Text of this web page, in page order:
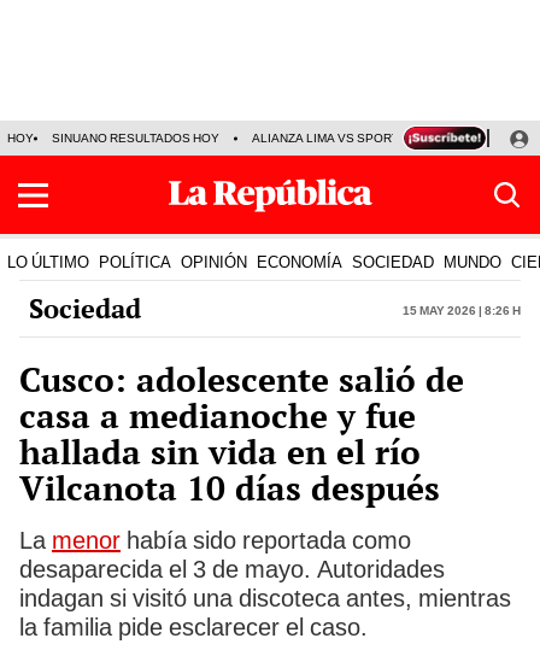
HOY SINUANO RESULTADOS HOY ALIANZA LIMA VS SPORT BOYS JORGE
LO ÚLTIMO POLÍTICA OPINIÓN ECONOMÍA SOCIEDAD MUNDO
Sociedad 15 May 2026 | 8:26 h
Cusco: adolescente salió de
casa a medianoche y fue
hallada sin vida en el río
Vilcanota 10 días después
La menor había sido reportada como
desaparecida el 3 de mayo. Autoridades
indagan si visitó una discoteca antes, mientras
la familia pide esclarecer el caso.